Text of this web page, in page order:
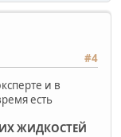
#4
и в
есть
ЖИДКОСТЕЙ